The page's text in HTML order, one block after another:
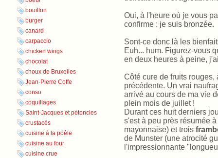
bouillon
burger
canard
carpaccio
chicken wings
chocolat
choux de Bruxelles
Jean-Pierre Coffe
conso
coquillages
Saint-Jacques et pétoncles
crustacés
cuisine à la poêle
cuisine au four
cuisine crue
Oui, à l'heure où je vous
confirme : je suis bronzée.
Sont-ce donc là les
Euh... hum. Figurez-vous
en deux heures à peine,
Côté cure de fruits
précédente. Un vrai
arrivé au cours de ma vie
plein mois de juillet !
Durant ces huit derniers
s'est à peu près résumée
mayonnaise) et trois
de Munster (une atrocité
l'impressionnante